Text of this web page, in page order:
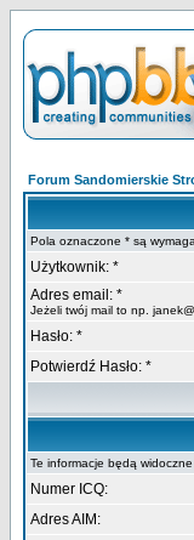
Forum Sandomierskie
Pola oznaczone * są
Użytkownik: *
Adres email: *
Jeżeli twój mail to np.
Hasło: *
Potwierdź Hasło: *
Te informacje będą
Numer ICQ:
Adres AIM: